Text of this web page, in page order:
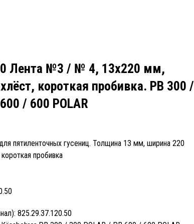
Лента №3 / № 4, 13x220 мм,
короткая пробивка. PB 300 /
/ 600 POLAR
пятиленточных гусениц. Толщина 13 мм, ширина 220
пробивка
825.29.37.120.50